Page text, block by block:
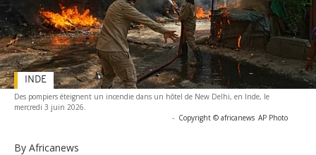
Des pompiers éteignent un incendie dans un hôtel de New Delhi, en Inde, le
mercredi 3 juin 2026.
- Copyright © africanews AP Photo
By Africanews
INDE